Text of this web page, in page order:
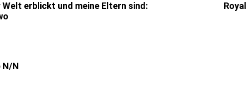
der Welt erblickt und meine Eltern sind: Royal
N/N